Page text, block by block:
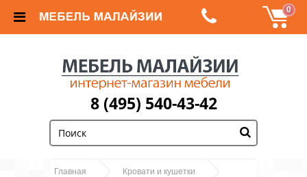
0
8 (495) 540-43-42
Главная Кровати и кушетки